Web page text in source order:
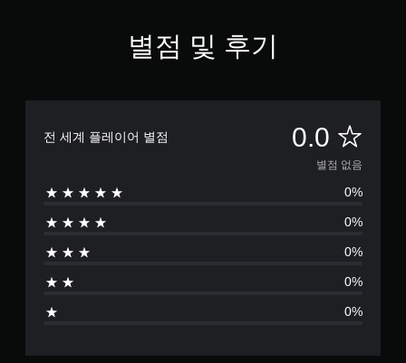
별점 및 후기
전 세계 플레이어 별점 0.0 별
점
없
음
별점 없음
0%
0%
0%
0%
0%